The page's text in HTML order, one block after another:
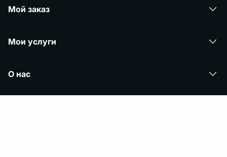
Мой заказ
Мои услуги
О нас